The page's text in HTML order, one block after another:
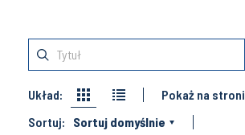
Układ: Pokaż na
Sortuj:
Sortuj domyślnie